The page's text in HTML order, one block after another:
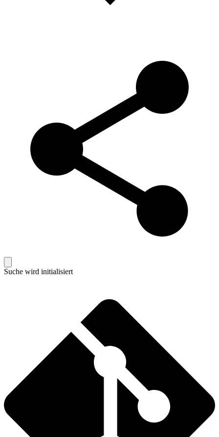
Suche wird initialisiert